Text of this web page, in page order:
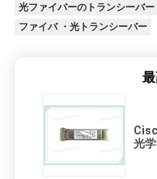
光ファイバーのトランシーバー
ファイバ ・光トランシーバー
光